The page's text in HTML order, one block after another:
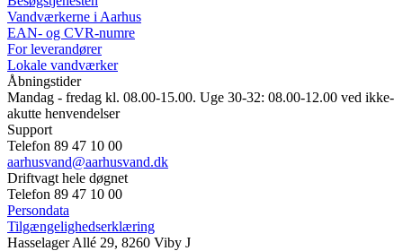
Vandværkerne i Aarhus
EAN- og CVR-numre
For leverandører
Lokale vandværker
Åbningstider
Mandag - fredag kl. 08.00-15.00. Uge 30-32: 08.00-12.00 ved ikke-
akutte henvendelser
Support
Telefon 89 47 10 00
aarhusvand@aarhusvand.dk
Driftvagt hele døgnet
Telefon 89 47 10 00
Persondata
Tilgængelighedserklæring
Hasselager Allé 29, 8260 Viby J